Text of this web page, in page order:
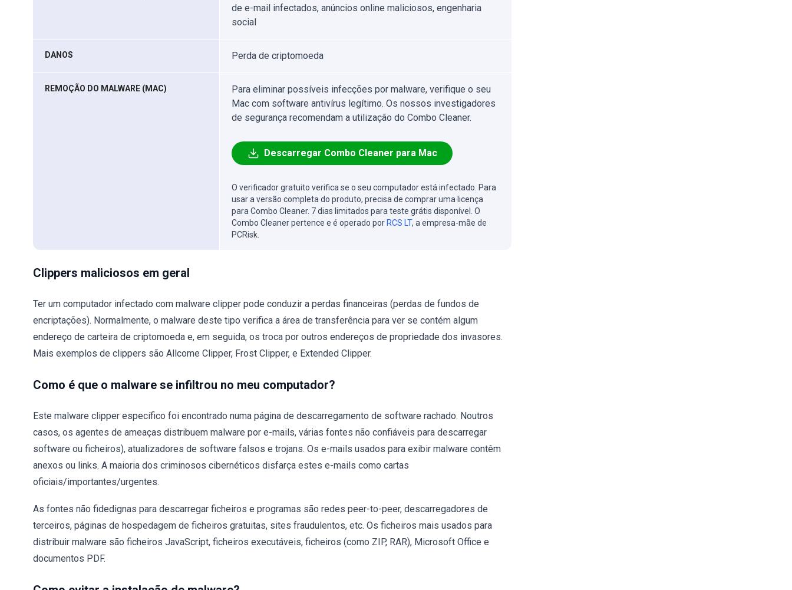
de e-mail infectados, anúncios online maliciosos, engenharia
social
DANOS Perda de criptomoeda
REMOÇÃO DO MALWARE (MAC)
Para eliminar possíveis infecções por malware, verifique o seu
Mac com software antivírus legítimo. Os nossos investigadores
de segurança recomendam a utilização do Combo Cleaner.
Descarregar Combo Cleaner para Mac
O verificador gratuito verifica se o seu computador está infectado. Para
usar a versão completa do produto, precisa de comprar uma licença
para Combo Cleaner. 7 dias limitados para teste grátis disponível. O
Combo Cleaner pertence e é operado por RCS LT, a empresa-mãe de
PCRisk.
Clippers maliciosos em geral
Ter um computador infectado com malware clipper pode conduzir a perdas financeiras (perdas de fundos de
encriptações). Normalmente, o malware deste tipo verifica a área de transferência para ver se contém algum
endereço de carteira de criptomoeda e, em seguida, os troca por outros endereços de propriedade dos invasores.
Mais exemplos de clippers são Allcome Clipper, Frost Clipper, e Extended Clipper.
Como é que o malware se infiltrou no meu computador?
Este malware clipper específico foi encontrado numa página de descarregamento de software rachado. Noutros
casos, os agentes de ameaças distribuem malware por e-mails, várias fontes não confiáveis para descarregar
software ou ficheiros), atualizadores de software falsos e trojans. Os e-mails usados para exibir malware contêm
anexos ou links. A maioria dos criminosos cibernéticos disfarça estes e-mails como cartas
oficiais/importantes/urgentes.
As fontes não fidedignas para descarregar ficheiros e programas são redes peer-to-peer, descarregadores de
terceiros, páginas de hospedagem de ficheiros gratuitas, sites fraudulentos, etc. Os ficheiros mais usados para
distribuir malware são ficheiros JavaScript, ficheiros executáveis, ficheiros (como ZIP, RAR), Microsoft Office e
documentos PDF.